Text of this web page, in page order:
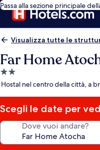
Passa alla sezione principale
Visualizza tutte le
Far Home
Struttura
a
stelle
Hostal nel centro della città, a
Scegli le date per
Dove vuoi andare?